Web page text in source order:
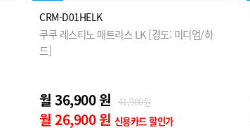
CRM-D01HELK
쿠쿠 레스티노 매트리스 LK [경도: 미디엄/하
드]
월 36,900 원 41,900원
월 26,900 원 신용카드 할인가